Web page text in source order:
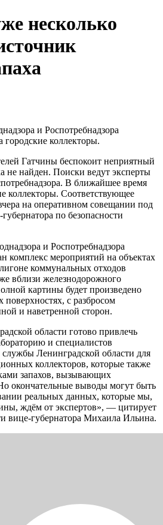
несколько
и Роспотребнадзора
городские коллекторы.
Гатчины беспокоит неприятный
не найден. Поиски ведут эксперты
В ближайшее время
коллекторы. Соответствующее
на оперативном совещании под
по безопасности
и Роспотребнадзора
комплекс мероприятий на объектах
коммунальных отходов
вблизи железнодорожного
картины будет произведено
поверхностях, с разбросом
и наветренной сторон.
области готово привлечь
и специалистов
Ленинградской области для
коллекторов, которые также
запахов, вызывающих
окончательные выводы могут быть
реальных данных, которые мы,
ждём от экспертов», — цитирует
вице-губернатора Михаила Ильина.